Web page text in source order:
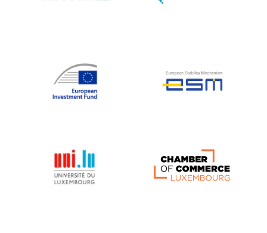
Katharien L.C. Hunt
Klaus-Heiner Lehne
Koen LENAERTS
Lars Heikensten
Lucas Papademos
Máire Geoghegan-Quinn